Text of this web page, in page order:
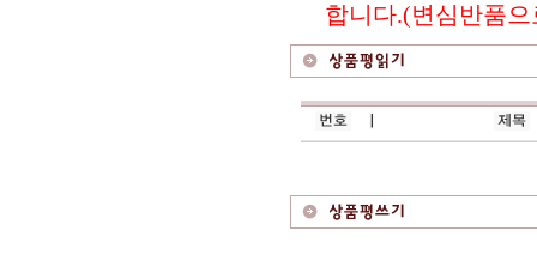
합니다.(변심반품